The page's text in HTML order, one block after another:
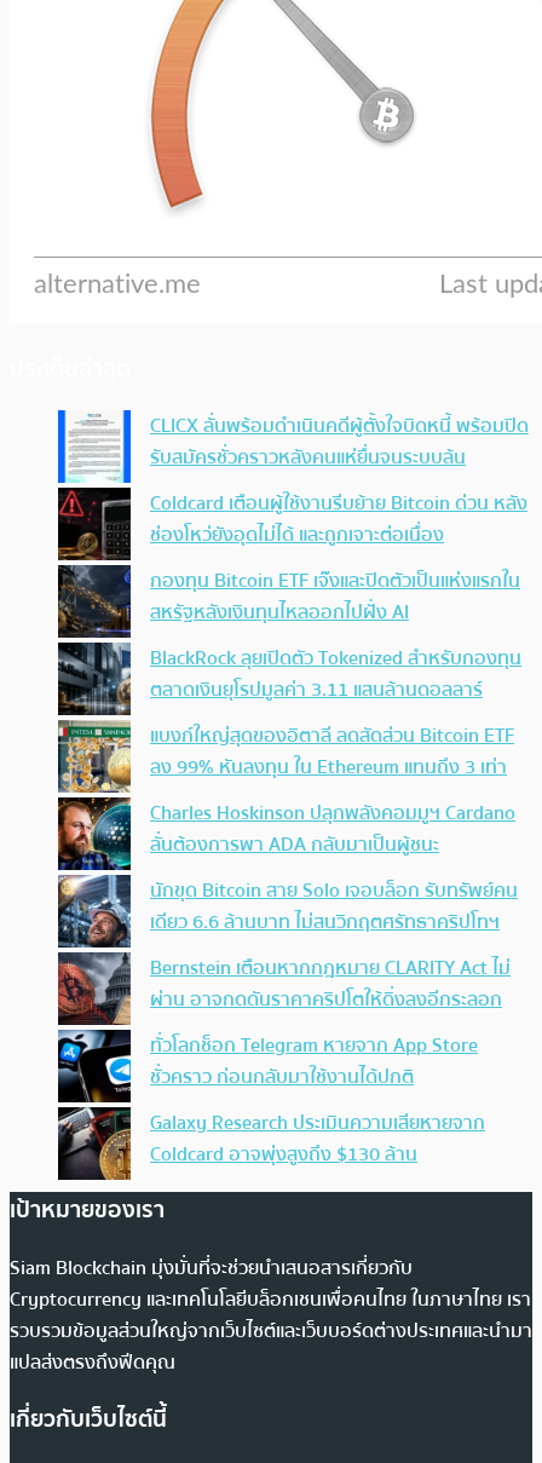
CLICX ลั่นพร้อมดำเนินคดีผู้ตั้งใจบิดหนี้ พร้อมปิด
รับสมัครชั่วคราวหลังคนแห่ยื่นจนระบบล้น
Coldcard เตือนผู้ใช้งานรีบย้าย Bitcoin ด่วน หลัง
ช่องโหว่ยังอุดไม่ได้ และถูกเจาะต่อเนื่อง
กองทุน Bitcoin ETF เจ๊งและปิดตัวเป็นแห่งแรกใน
สหรัฐหลังเงินทุนไหลออกไปฝั่ง AI
BlackRock ลุยเปิดตัว Tokenized สำหรับกองทุน
ตลาดเงินยุโรปมูลค่า 3.11 แสนล้านดอลลาร์
แบงก์ใหญ่สุดของอิตาลี ลดสัดส่วน Bitcoin ETF
ลง 99% หันลงทุน ใน Ethereum แทนถึง 3 เท่า
Charles Hoskinson ปลุกพลังคอมมูฯ Cardano
ลั่นต้องการพา ADA กลับมาเป็นผู้ชนะ
นักขุด Bitcoin สาย Solo เจอบล็อก รับทรัพย์คน
เดียว 6.6 ล้านบาท ไม่สนวิกฤตศรัทธาคริปโทฯ
Bernstein เตือนหากกฎหมาย CLARITY Act ไม่
ผ่าน อาจกดดันราคาคริปโตให้ดิ่งลงอีกระลอก
ทั่วโลกช็อก Telegram หายจาก App Store
ชั่วคราว ก่อนกลับมาใช้งานได้ปกติ
Galaxy Research ประเมินความเสียหายจาก
Coldcard อาจพุ่งสูงถึง $130 ล้าน
เป้าหมายของเรา
Siam Blockchain มุ่งมั่นที่จะช่วยนำเสนอสารเกี่ยวกับ
Cryptocurrency และเทคโนโลยีบล็อกเชนเพื่อคนไทย ในภาษาไทย เรา
รวบรวมข้อมูลส่วนใหญ่จากเว็บไซต์และเว็บบอร์ดต่างประเทศและนำมา
แปลส่งตรงถึงฟีดคุณ
เกี่ยวกับเว็บไซต์นี้